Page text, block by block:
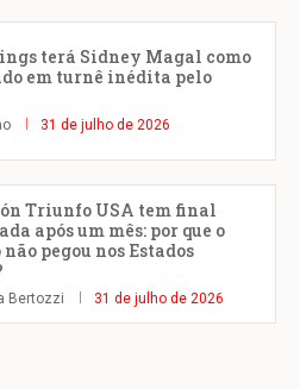
terá Sidney Magal como
em turnê inédita pelo
31 de julho de 2026
Triunfo USA tem final
após um mês: por que o
pegou nos Estados
Bertozzi 31 de julho de 2026